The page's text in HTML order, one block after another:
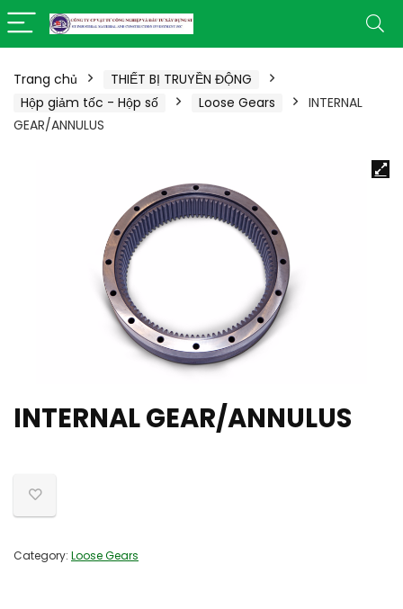
Trang chủ
THIẾT BỊ TRUYỀN ĐỘNG
Hộp giảm tốc - Hộp số
Loose Gears
INTERNAL
GEAR/ANNULUS
INTERNAL GEAR/ANNULUS
Category: Loose Gears